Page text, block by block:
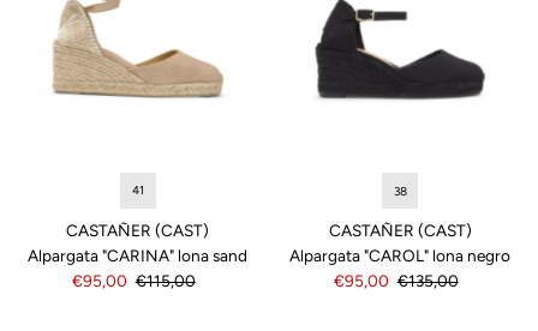
41
CASTAÑER (CAST)
Alpargata "CARINA" lona sand
Precio
€95,00 Precio
€115,00
38
CASTAÑER (CAST)
Alpargata "CAROL" lona negro
Precio
€95,00 Precio
€135,00